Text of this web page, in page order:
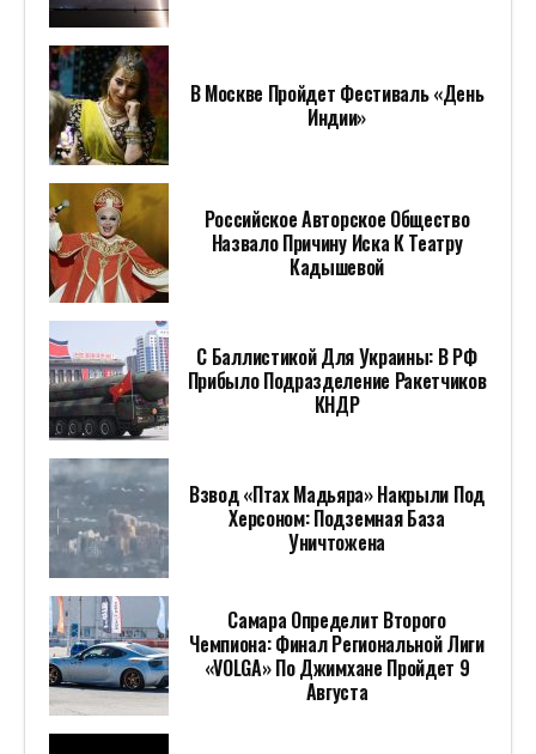
В Москве Пройдет Фестиваль «День
Индии»
Российское Авторское Общество
Назвало Причину Иска К Театру
Кадышевой
С Баллистикой Для Украины: В РФ
Прибыло Подразделение Ракетчиков
КНДР
Взвод «Птах Мадьяра» Накрыли Под
Херсоном: Подземная База
Уничтожена
Самара Определит Второго
Чемпиона: Финал Региональной Лиги
«VOLGA» По Джимхане Пройдет 9
Августа